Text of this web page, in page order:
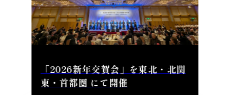
「2026新年交賀会」を東北・北関
東・首都圏 にて開催